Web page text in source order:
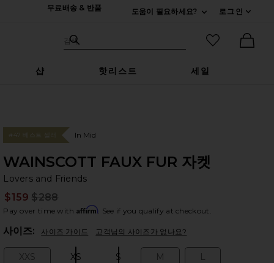
무료배송 & 반품
도움이 필요하세요?
로그인
검색하기
검색
즐겨찾기 아
샵
핫리스트 세일
#47 베스트 셀러 In Mid
WAINSCOTT FAUX FUR 자켓
Lovers and Friends
$159 $288
Pay over time with Affirm. See if you qualify at checkout.
사이즈: 사이즈 가이드 고객님의 사이즈가 없나요?
XXS XS S M L